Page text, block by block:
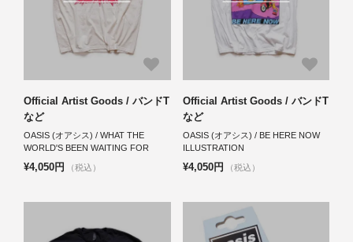
Official Artist Goods / バンドT
など
OASIS (オアシス) / WHAT THE
WORLD'S BEEN WAITING FOR
¥4,050円 （税込）
Official Artist Goods / バンドT
など
OASIS (オアシス) / BE HERE NOW
ILLUSTRATION
¥4,050円 （税込）